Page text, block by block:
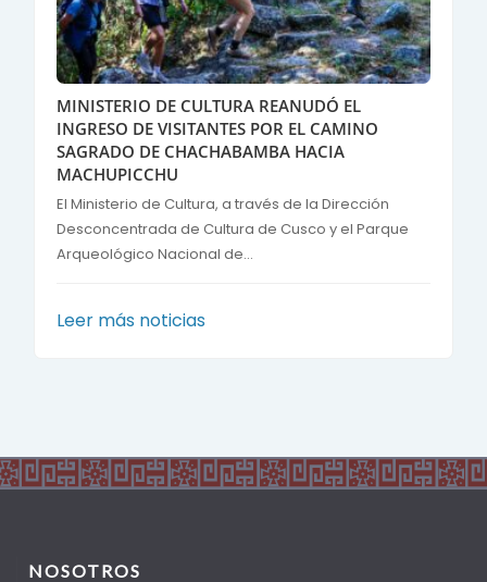
MINISTERIO DE CULTURA REANUDÓ EL
INGRESO DE VISITANTES POR EL CAMINO
SAGRADO DE CHACHABAMBA HACIA
MACHUPICCHU
El Ministerio de Cultura, a través de la Dirección
Desconcentrada de Cultura de Cusco y el Parque
Arqueológico Nacional de...
Leer más noticias
NOSOTROS